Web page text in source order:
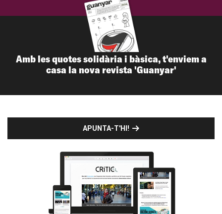
Amb les quotes solidària i bàsica, t'enviem a
casa la nova revista 'Guanyar'
APUNTA-T'HI!